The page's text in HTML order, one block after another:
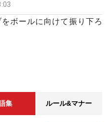
ボールに向けて振り下ろ
集 ルール&マナー